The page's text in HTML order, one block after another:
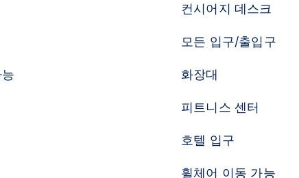
컨시어지 데스크
모든 입구/출입구
화장대
피트니스 센터
호텔 입구
휠체어 이동 가능